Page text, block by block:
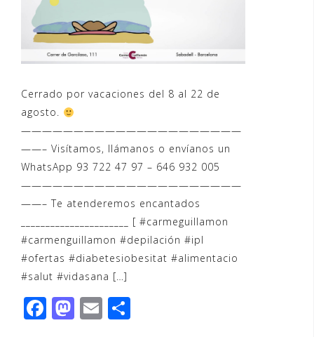
Cerrado por vacaciones del 8 al 22 de
agosto.
—————————————————————
——– Visítamos, llámanos o envíanos un
WhatsApp 93 722 47 97 – 646 932 005
—————————————————————
——– Te atenderemos encantados
______________________ [ ‪#‎carmeguillamon‬
‪#‎carmenguillamon‬ ‪#‎depilación‬ ‪#‎ipl‬
‪#‎ofertas‬ ‪#‎diabetesiobesitat‬ ‪#‎alimentacio‬
‪#‎salut‬ ‪#‎vidasana‬ […]
F M E